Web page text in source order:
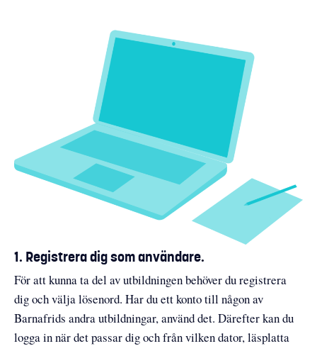
1. Registrera dig som användare.
För att kunna ta del av utbildningen behöver du registrera
dig och välja lösenord. Har du ett konto till någon av
Barnafrids andra utbildningar, använd det. Därefter kan du
logga in när det passar dig och från vilken dator, läsplatta